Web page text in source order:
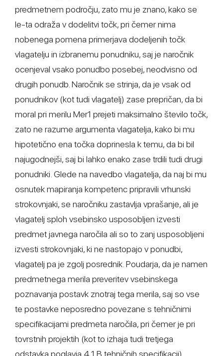
predmetnem področju, zato mu je znano, kako se
le-ta odraža v dodelitvi točk, pri čemer nima
nobenega pomena primerjava dodeljenih točk
vlagatelju in izbranemu ponudniku, saj je naročnik
ocenjeval vsako ponudbo posebej, neodvisno od
drugih ponudb. Naročnik se strinja, da je vsak od
ponudnikov (kot tudi vlagatelj) zase prepričan, da bi
moral pri merilu Mer1 prejeti maksimalno število točk,
zato ne razume argumenta vlagatelja, kako bi mu
hipotetično ena točka doprinesla k temu, da bi bil
najugodnejši, saj bi lahko enako zase trdili tudi drugi
ponudniki. Glede na navedbo vlagatelja, da naj bi mu
osnutek mapiranja kompetenc pripravili vrhunski
strokovnjaki, se naročniku zastavlja vprašanje, ali je
vlagatelj sploh vsebinsko usposobljen izvesti
predmet javnega naročila ali so to zanj usposobljeni
izvesti strokovnjaki, ki ne nastopajo v ponudbi,
vlagatelj pa je zgolj posrednik. Poudarja, da je namen
predmetnega merila preveritev vsebinskega
poznavanja postavk znotraj tega merila, saj so vse
te postavke neposredno povezane s tehničnimi
specifikacijami predmeta naročila, pri čemer je pri
tovrstnih projektih (kot to izhaja tudi tretjega
odstavka poglavja 4.1 B tehničnih specifikacij)